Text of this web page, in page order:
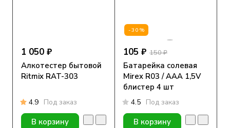
1 050 ₽
Алкотестер бытовой
Ritmix RAT-303
4.9 Под заказ
В корзину
-30%
105 ₽ 150 ₽
Батарейка солевая
Mirex R03 / AAA 1,5V
блистер 4 шт
4.5 Под заказ
В корзину